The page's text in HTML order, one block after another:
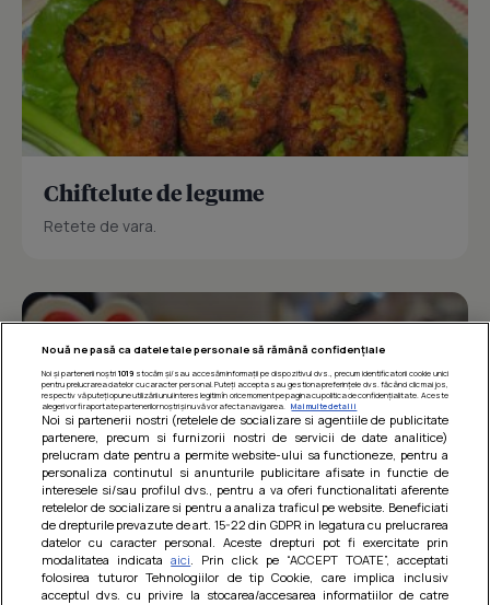
Chiftelute de legume
Retete de vara.
Barcute din vinete cu arpagic rosu
Nouă ne pasă ca datele tale personale să rămână confidențiale
Noi și partenerii noștri 1019stocăm și/sau accesăm informații pe dispozitivul dvs., precum identificatorii cookie unici
pentru prelucrarea datelor cu caracter personal. Puteți accepta sau gestiona preferințele dvs. făcând clic mai jos,
respectiv vă puteți opune utilizării unui interes legitim în orice moment pe pagina cu politica de confidențialitate. Aceste
alegeri vor fi raportate partenerilor noștri și nu vă vor afecta navigarea.
Mai multe detalii
Noi si partenerii nostri (retelele de socializare si agentiile de publicitate
partenere, precum si furnizorii nostri de servicii de date analitice)
prelucram date pentru a permite website-ului sa functioneze, pentru a
personaliza continutul si anunturile publicitare afisate in functie de
interesele si/sau profilul dvs., pentru a va oferi functionalitati aferente
retelelor de socializare si pentru a analiza traficul pe website. Beneficiati
de drepturile prevazute de art. 15-22 din GDPR in legatura cu prelucrarea
datelor cu caracter personal. Aceste drepturi pot fi exercitate prin
modalitatea indicataaici . Prin click pe “ACCEPT TOATE”, acceptati
folosirea tuturor Tehnologiilor de tip Cookie, care implica inclusiv
acceptul dvs. cu privire la stocarea/accesarea informatiilor de catre